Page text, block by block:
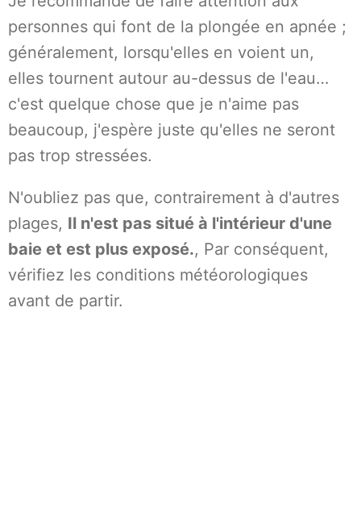
personnes qui font de la plongée en apnée ;
généralement, lorsqu'elles en voient un,
elles tournent autour au-dessus de l'eau…
c'est quelque chose que je n'aime pas
beaucoup, j'espère juste qu'elles ne seront
pas trop stressées.
N'oubliez pas que, contrairement à d'autres
plages, Il n'est pas situé à l'intérieur d'une
baie et est plus exposé., Par conséquent,
vérifiez les conditions météorologiques
avant de partir.